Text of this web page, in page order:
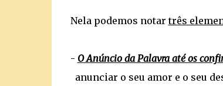
Nela podemos notartrês
- O Anúncio da Palavra até os
anunciar o seu amor e o seu